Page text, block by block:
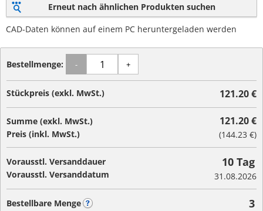
Erneut nach ähnlichen Produkten suchen
CAD-Daten können auf einem PC heruntergeladen werden
Bestellmenge: - +
Stückpreis (exkl. MwSt.) 121.20 €
Summe (exkl. MwSt.)
Preis (inkl. MwSt.)
121.20 €
(144.23 €)
Vorausstl. Versanddauer
Vorausstl. Versanddatum
10 Tag
31.08.2026
Bestellbare Menge 3